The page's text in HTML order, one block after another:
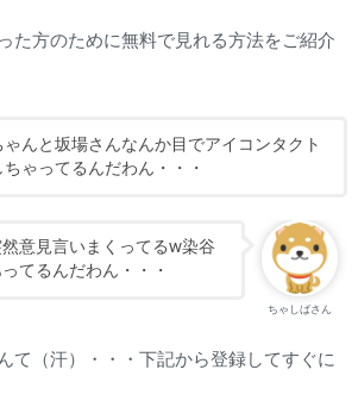
た方のために無料で見れる方法をご紹介
ゃんと坂場さんなんか目でアイコンタクト
ちゃってるんだわん・・・
ちゃしばさん
意見言いまくってるw染谷
てるんだわん・・・
て（汗）・・・下記から登録してすぐに